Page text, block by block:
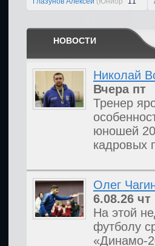
14)
НОВОСТИ
Николай
Вчера пт
Тренер
юношей
кадровых
Олег
6.08.26 чт
На этой
футболу
«Динамо-